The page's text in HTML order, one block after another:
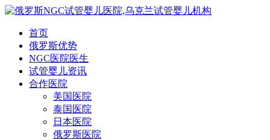
首页
俄罗斯优势
NGC医院医生
试管婴儿资讯
合作医院
美国医院
泰国医院
日本医院
俄罗斯医院